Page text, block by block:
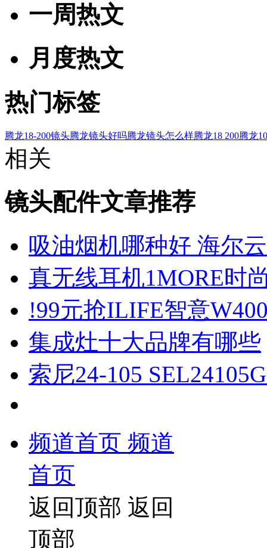
一周热文
月度热文
热门标签
腾龙18-200镜头腾龙镜头好吗腾龙镜头怎么样腾龙18 200腾龙
相关
镜头配件文章推荐
吸油烟机哪种好 海尔
真无线耳机1MORE时
!99元抢ILIFE智意
集成灶十大品牌有哪些
索尼24-105
频道首页 频道
首页
返回顶部 返回
顶部